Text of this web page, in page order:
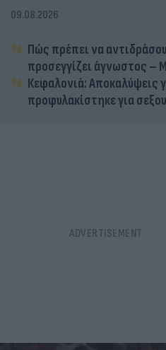
09.08.2026
Πώς πρέπει να
προσεγγίζει άγνωστος –
Κεφαλονιά: Αποκαλύψεις
προφυλακίστηκε για